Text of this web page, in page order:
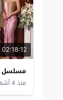
02:18:12
مسلسل
منذ 4 أشهر